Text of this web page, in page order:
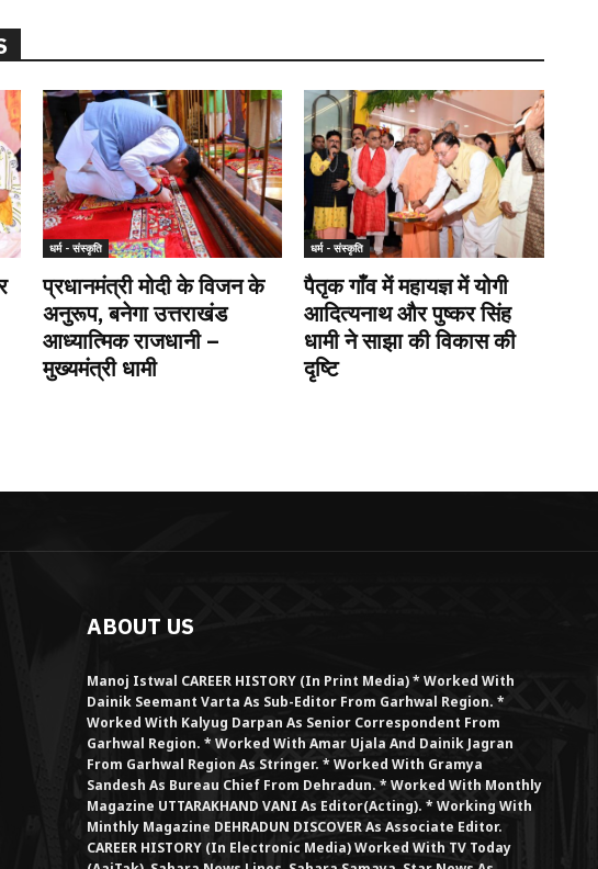
धर्म - संस्कृति
प्रधानमंत्री मोदी के विजन के
अनुरूप, बनेगा उत्तराखंड
आध्यात्मिक राजधानी –
मुख्यमंत्री धामी
धर्म - संस्कृति
पैतृक गाँव में महायज्ञ में योगी
आदित्यनाथ और पुष्कर सिंह
धामी ने साझा की विकास की
दृष्टि
ABOUT US
Manoj Istwal CAREER HISTORY (in Print Media) * Worked With
Dainik Seemant Varta As Sub-Editor From Garhwal Region. *
Worked With Kalyug Darpan As Senior Correspondent From
Garhwal Region. * Worked With Amar Ujala And Dainik Jagran
From Garhwal Region As Stringer. * Worked With Gramya
Sandesh As Bureau Chief From Dehradun. * Worked With Monthly
Magazine UTTARAKHAND VANI As Editor(Acting). * Working With
Minthly Magazine DEHRADUN DISCOVER As Associate Editor.
CAREER HISTORY (in Electronic Media) Worked With TV Today